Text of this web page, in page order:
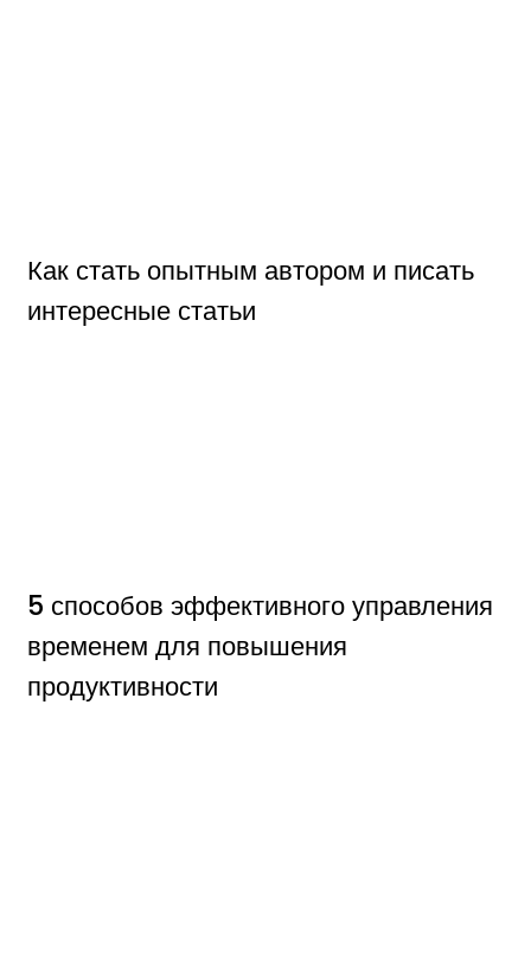
Как стать опытным автором и писать
интересные статьи
5 способов эффективного управления
временем для повышения
продуктивности